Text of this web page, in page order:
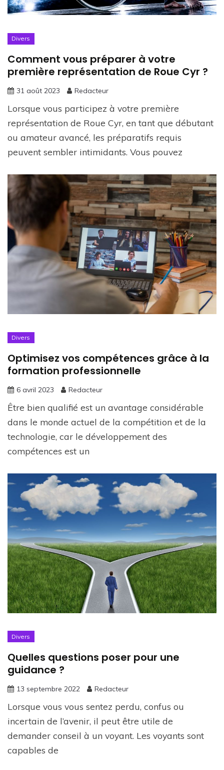
Divers
Comment vous préparer à votre
première représentation de Roue Cyr ?
31 août 2023 Redacteur
Lorsque vous participez à votre première
représentation de Roue Cyr, en tant que débutant
ou amateur avancé, les préparatifs requis
peuvent sembler intimidants. Vous pouvez
Divers
Optimisez vos compétences grâce à la
formation professionnelle
6 avril 2023 Redacteur
Être bien qualifié est un avantage considérable
dans le monde actuel de la compétition et de la
technologie, car le développement des
compétences est un
Divers
Quelles questions poser pour une
guidance ?
13 septembre 2022 Redacteur
Lorsque vous vous sentez perdu, confus ou
incertain de l’avenir, il peut être utile de
demander conseil à un voyant. Les voyants sont
capables de